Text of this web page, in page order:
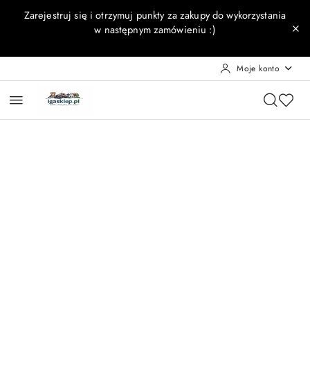
Przejdź do treści głównej
Przejdź do wyszukiwarki
Przejdź do moje konto
Przejdź do menu głównego
Przejdź do opisu produktu
Przejdź do stopki
Zarejestruj się i otrzymuj punkty za zakupy do wykorzystania
w następnym zamówieniu :)
Moje konto